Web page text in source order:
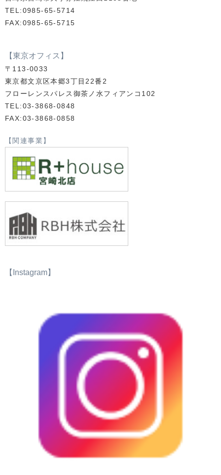
TEL:0985-65-5714
FAX:0985-65-5715
【東京オフィス】
〒113-0033
東京都文京区本郷3丁目22番2
フローレンスパレス御茶ノ水フィアンコ102
TEL:03-3868-0848
FAX:03-3868-0858
【関連事業】
【Instagram】